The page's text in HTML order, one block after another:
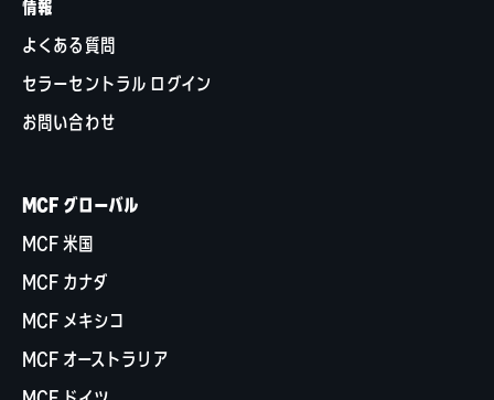
情報
よくある質問
セラーセントラル ログイン
お問い合わせ
MCF グローバル
MCF 米国
MCF カナダ
MCF メキシコ
MCF オーストラリア